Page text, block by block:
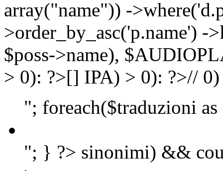
array("name")) -
>order_by_asc('p.name')
$poss->name),
> 0): ?>[] IPA) > 0): ?>//
"; foreach($traduzioni
"; } ?> sinonimi) &&